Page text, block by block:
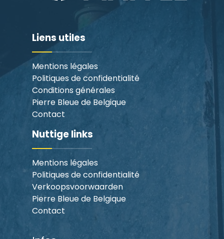
Liens utiles
Mentions légales
Politiques de confidentialité
Conditions générales
Pierre Bleue de Belgique
Contact
Nuttige links
Mentions légales
Politiques de confidentialité
Verkoopsvoorwaarden
Pierre Bleue de Belgique
Contact